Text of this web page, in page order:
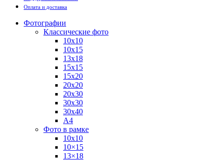
Оплата и доставка
Фотографии
Классические фото
10х10
10х15
13х18
15х15
15х20
20х20
20х30
30х30
30х40
А4
Фото в рамке
10х10
10×15
13×18